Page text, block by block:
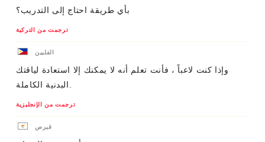
بأي طريقة احتاج إلى التدريب؟
ترجمت من التركية
الفلبين
وإذا كنت لاعباً ، فأنت تعلم أنه لا يمكنك إلا استعادة لياقتك
ترجمت من الإنجليزية
قبرص